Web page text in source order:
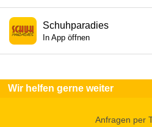
Schuhparadies
In App öffnen
Wir helfen gerne weiter
Anfragen per